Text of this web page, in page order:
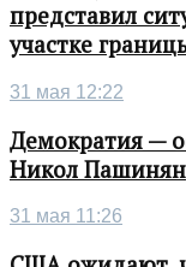
представил
участке
31 мая 12:22
Демократия —
Никол Пашинян
31 мая 11:26